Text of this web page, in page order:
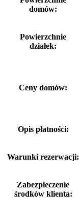
domów:
Powierzchnie
działek:
Ceny domów:
Opis płatności:
Warunki rezerwacji:
Zabezpieczenie
środków klienta: